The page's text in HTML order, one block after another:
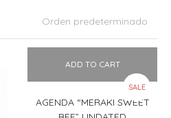
SALE
ADD TO CART
AGENDA “MERAKI SWEET